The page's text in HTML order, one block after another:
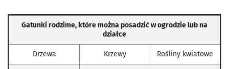
Gatunki rodzime, które można posadzić w ogrodzie lub na
działce
Drzewa Krzewy Rośliny kwiatowe